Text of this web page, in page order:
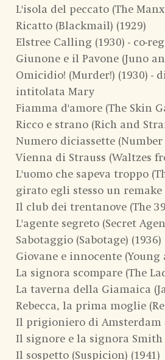
L'isola del peccato (The
Ricatto (Blackmail) (1929)
Elstree Calling (1930) - co-
Giunone e il Pavone (Juno
Omicidio! (Murder!) (1930) -
intitolata Mary
Fiamma d'amore (The Skin
Ricco e strano (Rich and
Numero diciassette (Number
Vienna di Strauss (Waltzes
L'uomo che sapeva troppo
girato egli stesso un remake
Il club dei trentanove (The 39
L'agente segreto (Secret
Sabotaggio (Sabotage) (1936)
Giovane e innocente (Young
La signora scompare (The
La taverna della Giamaica
Rebecca, la prima moglie
Il prigioniero di Amsterdam
Il signore e la signora Smith
Il sospetto (Suspicion) (1941)